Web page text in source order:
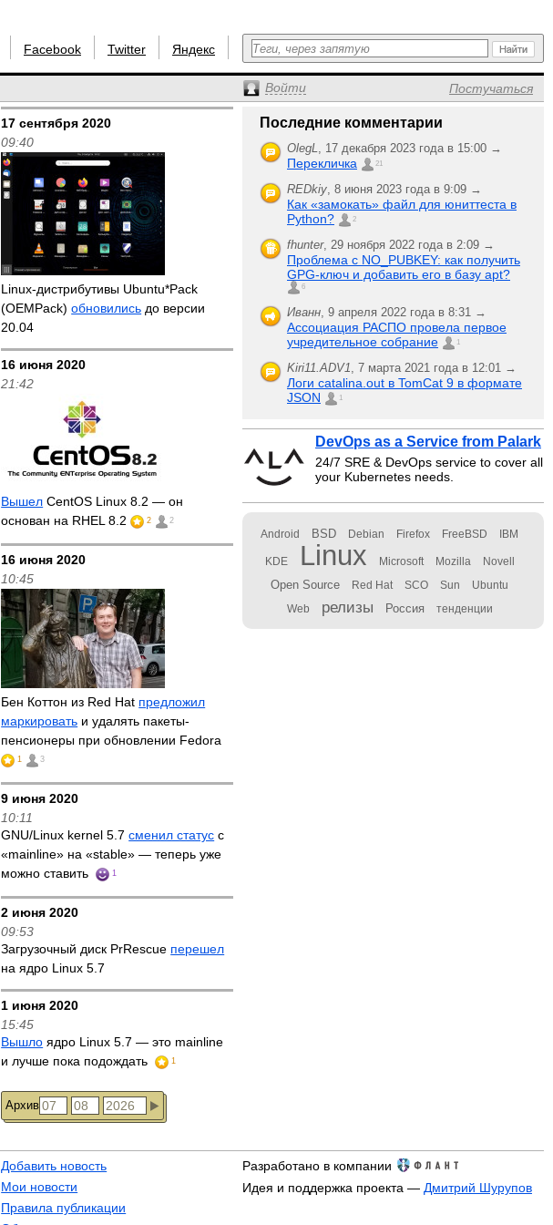
Facebook Twitter Яндекс
Войти Постучаться
17 сентября 2020
09:40
Linux-дистрибутивы Ubuntu*Pack
(OEMPack)обновились до версии
20.04
16 июня 2020
21:42
Вышел CentOS Linux 8.2 — он
основан на RHEL 8.2
2 2
16 июня 2020
10:45
Бен Коттон из Red Hat предложил
маркировать и удалять пакеты-
пенсионеры при обновлении Fedora
1 3
9 июня 2020
10:11
GNU/Linux kernel 5.7сменил статус с
«mainline» на «stable» — теперь уже
можно ставить
1
2 июня 2020
09:53
Загрузочный диск PrRescue перешел
на ядро Linux 5.7
1 июня 2020
15:45
Вышло ядро Linux 5.7 — это mainline
и лучше пока подождать
1
Архив
Последние комментарии
OlegL, 17 декабря 2023 года в 15:00 →
Перекличка 21
REDkiy, 8 июня 2023 года в 9:09 →
Как «замокать» файл для юниттеста в
Python?
2
fhunter, 29 ноября 2022 года в 2:09 →
Проблема с NO_PUBKEY: как получить
GPG-ключ и добавить его в базу apt?
6
Иванн, 9 апреля 2022 года в 8:31 →
Ассоциация РАСПО провела первое
учредительное собрание
1
Kiri11.ADV1, 7 марта 2021 года в 12:01 →
Логи catalina.out в TomCat 9 в формате
JSON
1
DevOps as a Service from Palark
24/7 SRE & DevOps service to cover all
your Kubernetes needs.
Android BSD Debian Firefox FreeBSD IBM
KDE Linux Microsoft Mozilla Novell
Open Source Red Hat SCO Sun Ubuntu
Web релизы Россия тенденции
Добавить новость
Мои новости
Правила публикации
Разработано в компании
Идея и поддержка проекта — Дмитрий Шурупов